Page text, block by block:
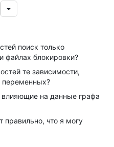
поиск только
файлах блокировки?
те зависимости,
на данные графа
правильно, что я могу